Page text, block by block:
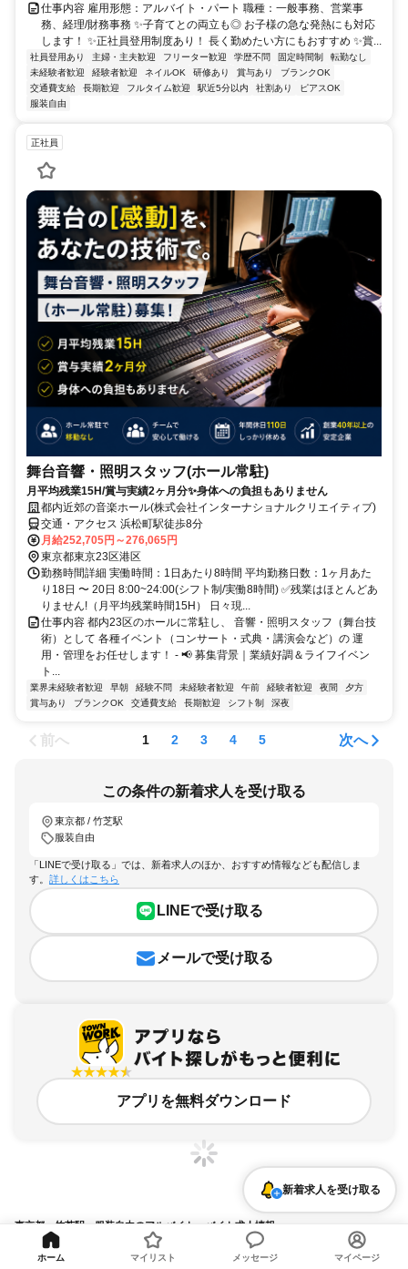
仕事内容 雇用形態：アルバイト・パート 職種：一般事務、営業事
務、経理/財務事務 ✨子育てとの両立も◎ お子様の急な発熱にも対応
します！ ✨正社員登用制度あり！ 長く勤めたい方にもおすすめ ✨賞...
社員登用あり 主婦・主夫歓迎 フリーター歓迎 学歴不問 固定時間制
転勤なし
未経験者歓迎
経験者歓迎 ネイルOK 研修あり 賞与あり
ブランクOK
交通費支給
長期歓迎 フルタイム歓迎 駅近5分以内 社割あり
ピアスOK
服装自由
正社員
舞台⾳響・照明スタッフ(ホール常駐)
月平均残業15H/賞与実績2ヶ月分✨身体への負担もありません
都内近郊の音楽ホール(株式会社インターナショナルクリエイティブ)
交通・アクセス 浜松町駅徒歩8分
月給252,705円～276,065円
東京都東京23区港区
勤務時間詳細 実働時間：1日あたり8時間 平均勤務日数：1ヶ月あた
り18日 〜 20日 8:00~24:00(シフト制/実働8時間) ✅残業はほとんどあ
りません!（月平均残業時間15H） 日々現...
仕事内容 都内23区のホールに常駐し、 音響・照明スタッフ（舞台技
術）として 各種イベント（コンサート・式典・講演会など）の 運
用・管理をお任せします！ - 📢 募集背景｜業績好調＆ライフイベン
ト...
業界未経験者歓迎 早朝 経験不問 未経験者歓迎 午前 経験者歓迎 夜間
夕方
賞与あり
ブランクOK 交通費支給 長期歓迎 シフト制 深夜
前へ 1 2 3 4 5 次へ
この条件の新着求人を受け取る
東京都 / 竹芝駅
服装自由
「LINEで受け取る」では、新着求人のほか、おすすめ情報なども配信しま
す。 詳しくはこちら
LINEで受け取る
メールで受け取る
アプリを無料ダウンロード
東京都、竹芝駅、服装自由のアルバイト・バイト求人情報
求人の詳細を表示
新着求人を受け取る
ホーム マイリスト メッセージ マイページ